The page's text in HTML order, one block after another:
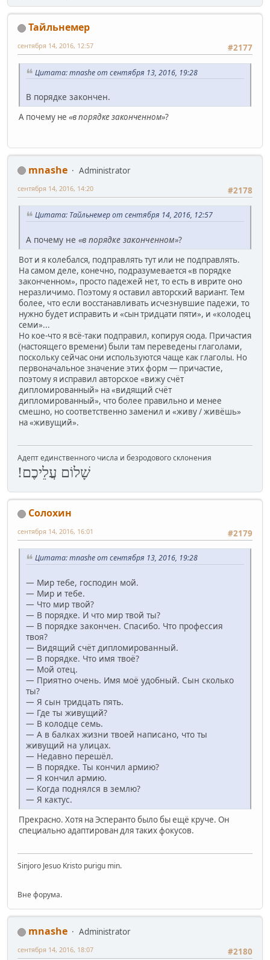
Тайльнемер
#2177
сентября 14, 2016, 12:57
Цитата: mnashe от сентября 13, 2016, 19:28
В порядке закончен.
А почему не «в порядке законченном»?
mnashe
Administrator
#2178
сентября 14, 2016, 14:20
Цитата: Тайльнемер от сентября 14, 2016, 12:57
А почему не «в порядке законченном»?
Вот и я колебался, подправлять тут или не подправлять.
На самом деле, конечно, подразумевается «в порядке
законченном», просто падежей нет, то есть в иврите оно
неразличимо. Поэтому я оставил авторский вариант. Тем
более, что если восстанавливать исчезнувшие падежи, то
нужно будет исправить и «сын тридцати пяти», и «колодец
семи»...
Но кое-что я всё-таки подправил, копируя сюда. Причастия
(настоящего времени) были там переведены глаголами,
поскольку сейчас они используются чаще как глаголы. Но
первоначальное значение этих форм — причастие,
поэтому я исправил авторское «вижу счёт
дипломированный» на «видящий счёт
дипломированный», что более правильно и менее
смешно, но соответственно заменил и «живу / живёшь»
на «живущий».
Адепт единственного числа и безродового склонения
שָׁלוֹם עֲלֵיכֶם!
Солохин
#2179
сентября 14, 2016, 16:01
Цитата: mnashe от сентября 13, 2016, 19:28
— Мир тебе, господин мой.
— Мир и тебе.
— Что мир твой?
— В порядке. И что мир твой ты?
— В порядке закончен. Спасибо. Что профессия
твоя?
— Видящий счёт дипломированный.
— В порядке. Что имя твоё?
— Мой отец.
— Приятно очень. Имя моё удобный. Сын сколько
ты?
— Я сын тридцать пять.
— Где ты живущий?
— В колодце семь.
— А в балках жизни твоей написано, что ты
живущий на улицах.
— Недавно перешёл.
— В порядке. Ты кончил армию?
— Я кончил армию.
— Когда поднялся в землю?
— Я кактус.
Прекрасно. Хотя на Эсперанто было бы ещё круче. Он
специально адаптирован для таких фокусов.
Sinjoro Jesuo Kristo purigu min.
Вне форума.
mnashe
Administrator
#2180
сентября 14, 2016, 18:07